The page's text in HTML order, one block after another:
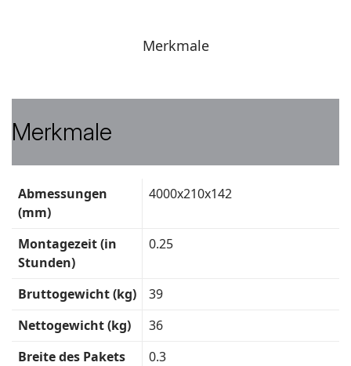
Merkmale
Merkmale
Daten
Abmessungen
(mm)
4000x210x142
Montagezeit (in
Stunden)
0.25
Bruttogewicht (kg)
39
Nettogewicht (kg)
36
Breite des Pakets
0.3